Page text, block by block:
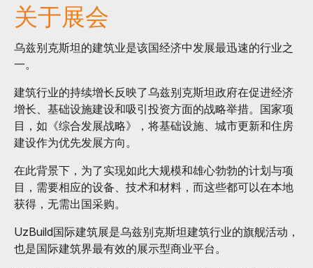
关于展会
乌兹别克斯坦的建筑业是该国经济中发展最迅速的行业之
一。
建筑行业的持续增长反映了乌兹别克斯坦政府在促进经济
增长、基础设施建设和吸引投资方面的战略举措。国家项
目，如《综合发展战略》，将基础设施、城市更新和住房
建设作为优先发展方向。
在此背景下，为了实现如此大规模和雄心勃勃的计划与项
目，需要相应的设备、技术和材料，而这些都可以在本地
获得，无需出国采购。
UzBuild国际建筑展是乌兹别克斯坦建筑行业的旗舰活动，
也是国际建筑界最有效的展示型商业平台。